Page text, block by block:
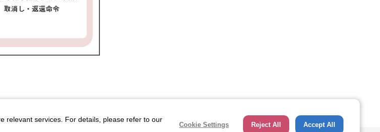
ページトップへ
relevant services. For details, please refer to our
Cookie Settings Reject All Accept All